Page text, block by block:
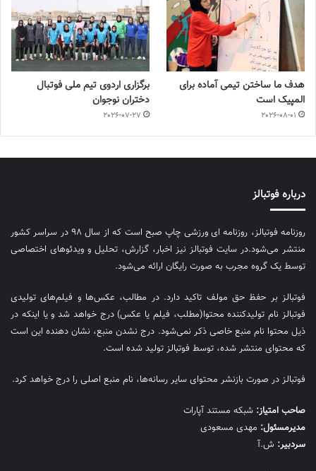
هدف ما ساختن تیمی آماده برای
المپیک است
2026-08-01
برگزاری اردوی تیم ملی فوتبال
دختران نوجوان
2026-07-27
درباره فوتبالز
روزنامه فوتبالز، روزنامه ای ورزشی چاپ صبح است که از سال ۹۸ در سراسر کشور
منتشر می‌شود.در سایت فوتبالز نیز اخبار، گزارش، تحلیل و ویدئوهای اختصاصی
توسط یک گروه مجرب به صورت رایگان ارائه می‌شود.
فوتبالز بر حفظ حق مولف تاکید دارد. در مطالب، عکس‌ها و فیلم‌های تولیدی
فوتبالز نام تولیدکننده محتوا(مطلب، فیلم یا عکس) درج خواهد شد و یا اینکه در
ذیل محتوا نام منبع خاصی ذکر نمی‌‎شود. درج نشدن منبع، نشان دهنده این است
که محتوای منتشر شده، توسط فوتبالز تولید شده است.
فوتبالز در صورت بازنشر محتوای سایر رسانه‌ها، نام منبع اصلی را درج خواهد کرد.
صاحب امتیاز: شبکه مستند آپارات
مديرمسئول: مهدی مسعودی
سردبیر: ش.آ